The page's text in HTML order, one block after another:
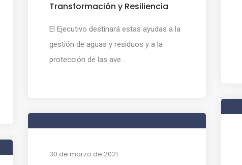
Transformación y Resiliencia
El Ejecutivo destinará estas ayudas a la
gestión de aguas y residuos y a la
protección de las ave...
30 de marzo de 2021